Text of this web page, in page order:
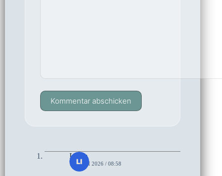
Kommentar abschicken
Linda
13. JUNI 2026 / 08:58